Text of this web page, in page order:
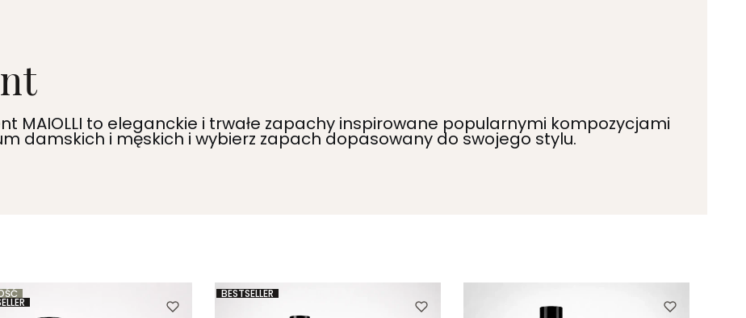
MAIOLLI to eleganckie i trwałe zapachy inspirowane popularnymi kompozycjami
damskich i męskich i wybierz zapach dopasowany do swojego stylu.
BESTSELLER